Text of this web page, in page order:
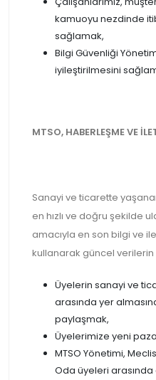
kamuoyu nezdinde
sağlamak,
Bilgi Güvenliği
iyileştirilmesini
MTSO, HABERLEŞME VE
Sanayi ve ticarette
en hızlı ve doğru şekilde
amacıyla en son bilgi ve
kullanarak güncel verilerin
Üyelerin sanayi ve
arasında yer
paylaşmak,
Üyelerimize yeni
MTSO Yönetimi,
Oda üyeleri arasında